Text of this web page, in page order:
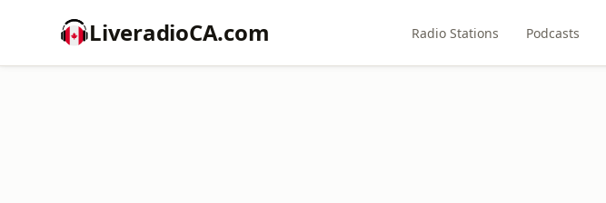
LiveradioCA.com Radio Stations Podcasts